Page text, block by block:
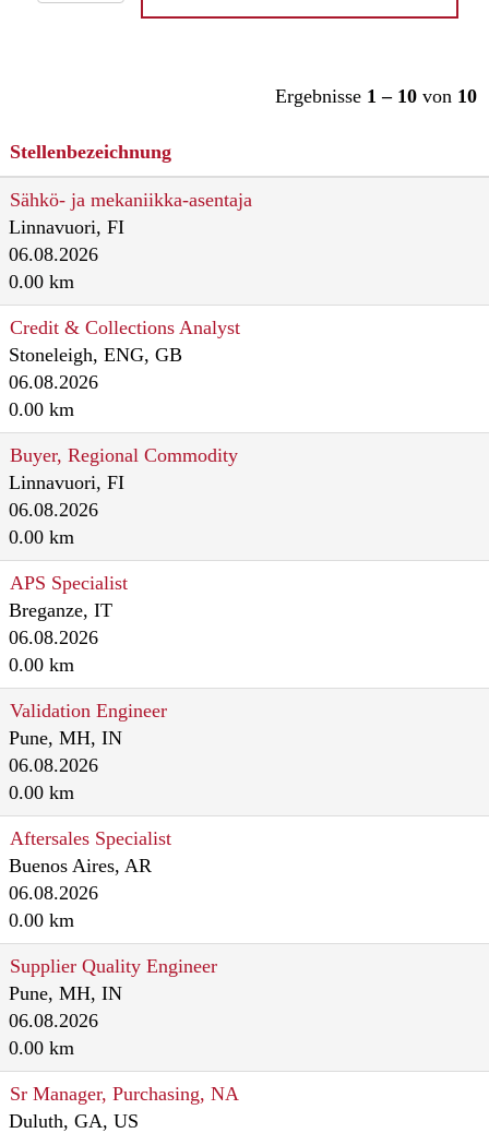
Ergebnisse 1 – 10 von 10
Stellenbezeichnung
Sähkö- ja mekaniikka-asentaja
Linnavuori, FI
06.08.2026
0.00 km
Credit & Collections Analyst
Stoneleigh, ENG, GB
06.08.2026
0.00 km
Buyer, Regional Commodity
Linnavuori, FI
06.08.2026
0.00 km
APS Specialist
Breganze, IT
06.08.2026
0.00 km
Validation Engineer
Pune, MH, IN
06.08.2026
0.00 km
Aftersales Specialist
Buenos Aires, AR
06.08.2026
0.00 km
Supplier Quality Engineer
Pune, MH, IN
06.08.2026
0.00 km
Sr Manager, Purchasing, NA
Duluth, GA, US